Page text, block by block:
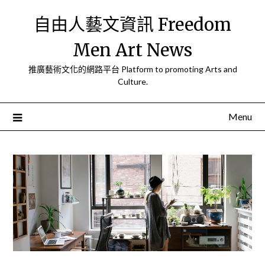
自由人藝文資訊 Freedom
Men Art News
推廣藝術文化的網路平台 Platform to promoting Arts and
Culture.
Menu